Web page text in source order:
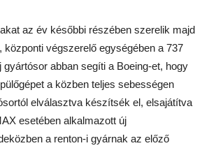
az év későbbi részében szerelik majd
központi végszerelő egységében a 737
abban segíti a Boeing-et, hogy
a közben teljes sebességen
elválasztva készítsék el, elsajátítva
esetében alkalmazott új
a renton-i gyárnak az előző